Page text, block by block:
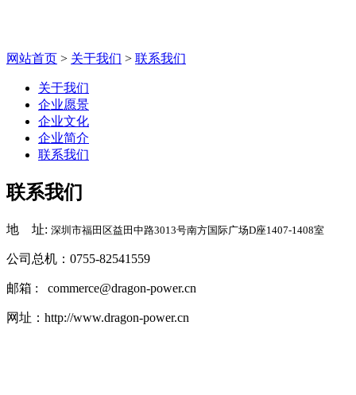
网站首页 > 关于我们 > 联系我们
关于我们
企业愿景
企业文化
企业简介
联系我们
联系我们
地 址: 深圳市福田区益田中路3013号南方国际广场D座1407-1408室
公司总机：0755-82541559
邮箱 : commerce@dragon-power.cn
网址： http://www.dragon-power.cn